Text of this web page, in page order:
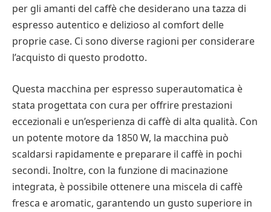
per gli amanti del caffè che desiderano una tazza di
espresso autentico e delizioso al comfort delle
proprie case. Ci sono diverse ragioni per considerare
l’acquisto di questo prodotto.
Questa macchina per espresso superautomatica è
stata progettata con cura per offrire prestazioni
eccezionali e un’esperienza di caffè di alta qualità. Con
un potente motore da 1850 W, la macchina può
scaldarsi rapidamente e preparare il caffè in pochi
secondi. Inoltre, con la funzione di macinazione
integrata, è possibile ottenere una miscela di caffè
fresca e aromatic, garantendo un gusto superiore in